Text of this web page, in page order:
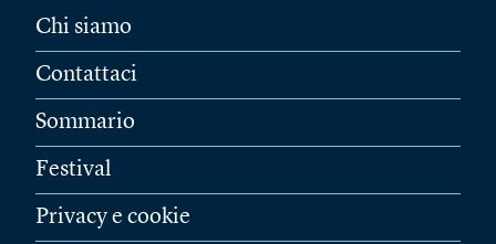
Chi siamo
Contattaci
Sommario
Festival
Privacy e cookie